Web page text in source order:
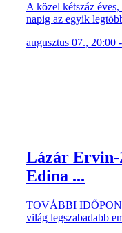
A közel kétszáz
napig az egyik
augusztus 07., 20:00
Lázár Ervin-
Edina ...
TOVÁBBI
világ legszabadabb